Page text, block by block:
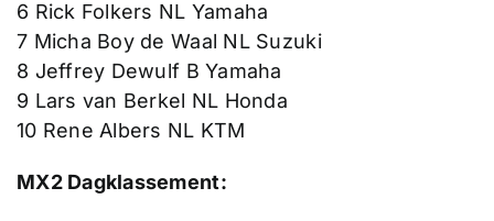
6 Rick Folkers NL Yamaha
7 Micha Boy de Waal NL Suzuki
8 Jeffrey Dewulf B Yamaha
9 Lars van Berkel NL Honda
10 Rene Albers NL KTM
MX2 Dagklassement: